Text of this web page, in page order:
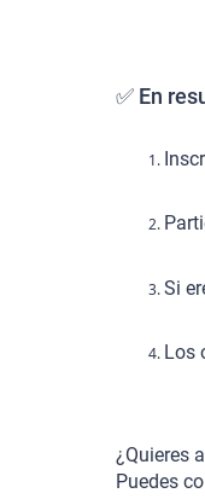
✅ En
Si
Los
¿Quieres
Puedes